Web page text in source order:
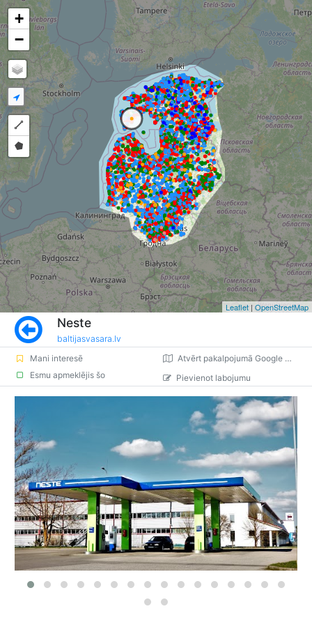
+
−
Draw a polyline
Draw a polygon
Leaflet | OpenStreetMap
Neste
baltijasvasara.lv
Mani interesē
Esmu apmeklējis šo
Atvērt pakalpojumā Google Maps
Pievienot labojumu